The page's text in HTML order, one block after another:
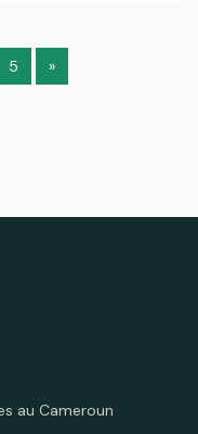
5 »
au Cameroun